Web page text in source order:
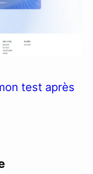
test après